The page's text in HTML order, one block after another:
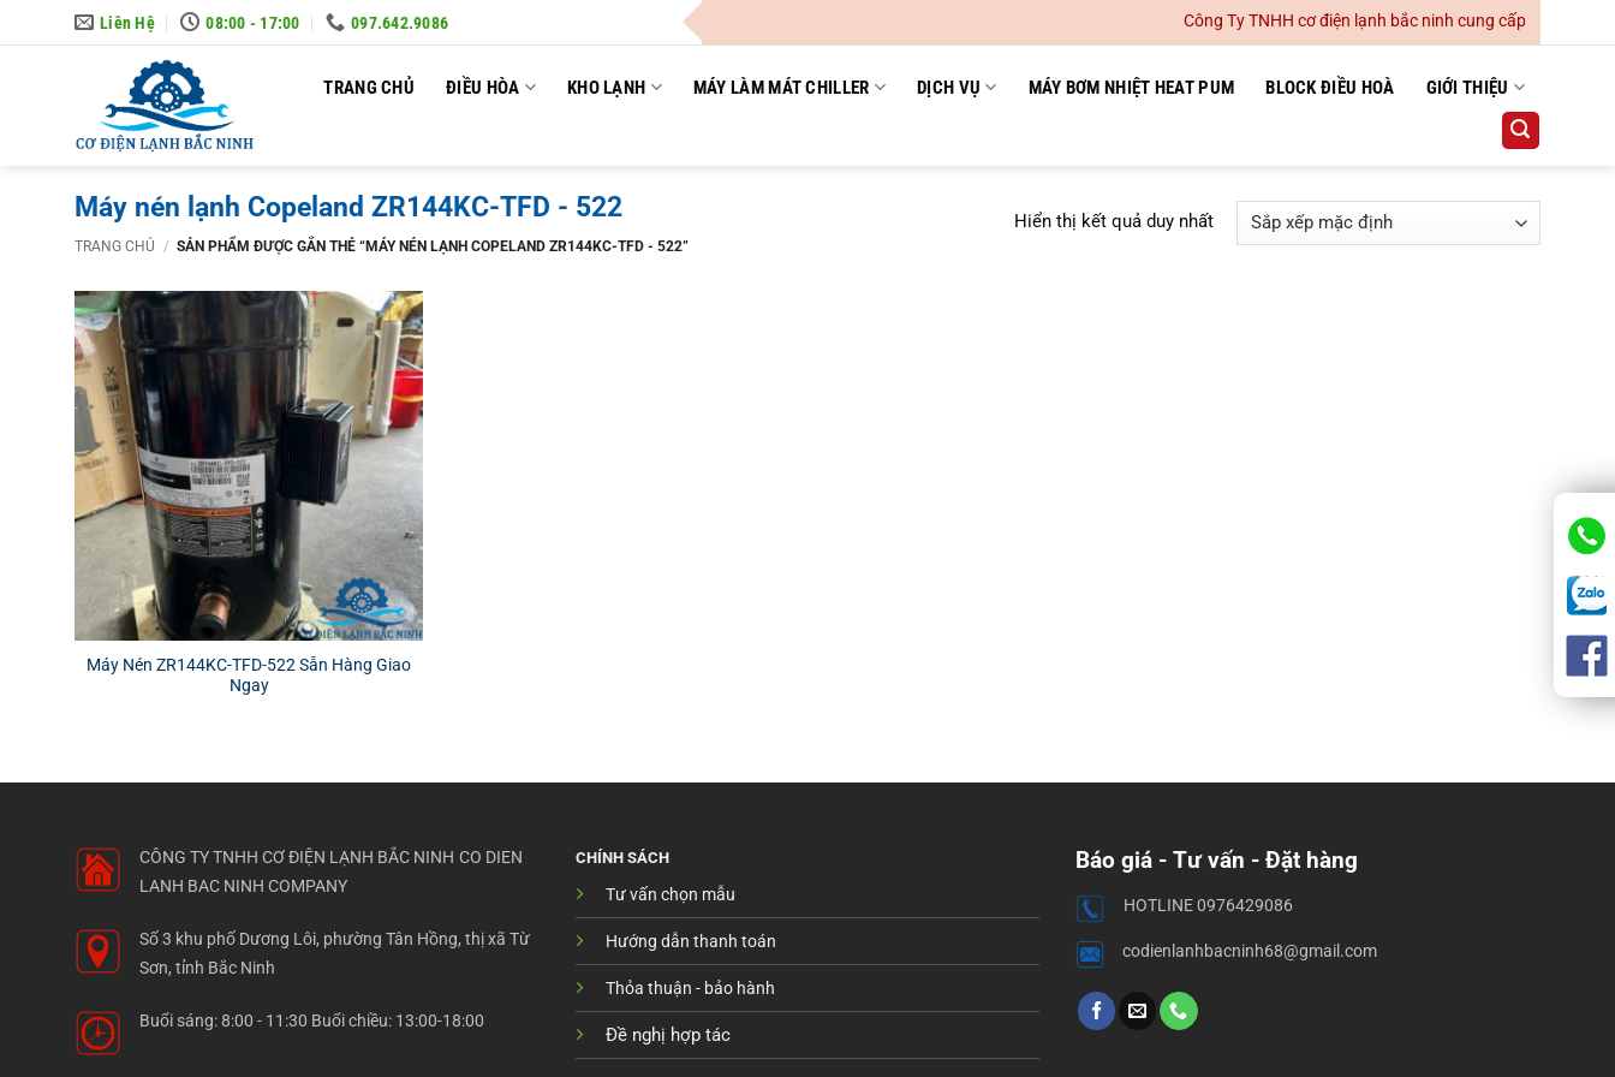
to
Liên Hệ 08:00 - 17:00 097.642.9086 Công Ty TNHH cơ điện lạnh bắc ninh cung cấp lắp đặt hệ
TRANG CHỦ ĐIỀU HÒA KHO LẠNH MÁY LÀM MÁT CHILLER DỊCH VỤ MÁY BƠM NHIỆT HEAT PUM BLOCK ĐIỀU HOÀ GIỚI THIỆU
Máy nén lạnh Copeland ZR144KC-TFD - 522
TRANG CHỦ / SẢN PHẨM ĐƯỢC GẮN THẺ “MÁY NÉN LẠNH COPELAND ZR144KC-TFD - 522”
Hiển thị kết quả duy nhất
Máy Nén ZR144KC-TFD-522 Sẵn Hàng Giao
Ngay
CÔNG TY TNHH CƠ ĐIỆN LẠNH BẮC NINH CO DIEN
LANH BAC NINH COMPANY
Số 3 khu phố Dương Lôi, phường Tân Hồng, thị xã Từ
Sơn, tỉnh Bắc Ninh
Buổi sáng: 8:00 - 11:30 Buổi chiều: 13:00-18:00
CHÍNH SÁCH
Tư vấn chọn mẫu
Hướng dẫn thanh toán
Thỏa thuận - bảo hành
Đề nghị hợp tác
Báo giá - Tư vấn - Đặt hàng
HOTLINE 0976429086
codienlanhbacninh68@gmail.com